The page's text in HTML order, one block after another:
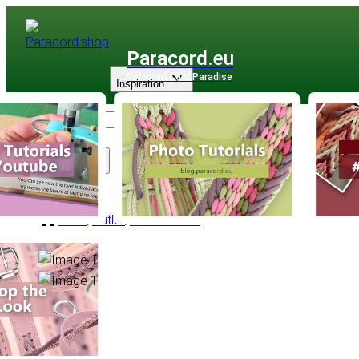
Paracord .eu
Coloured Cord Paradise
Sortiment
Inspiration
SALE/Outlet/Accessories